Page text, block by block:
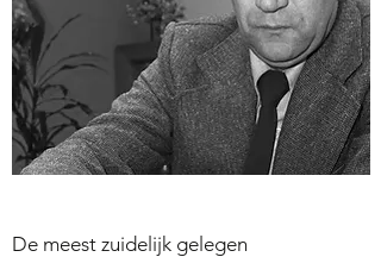
De meest zuidelijk gelegen